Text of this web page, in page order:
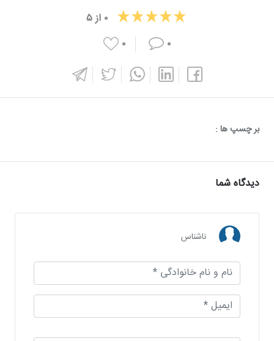
۰ از۵
۰
۰
بر چسپ ها :
دیدگاه شما
ناشناس